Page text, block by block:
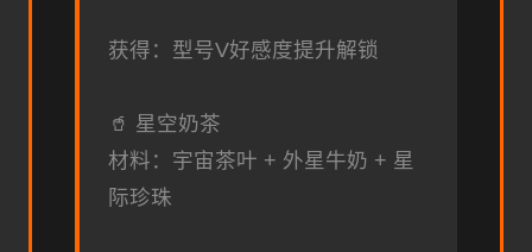
获得：型号V好感度提升解锁
🥤 星空奶茶
材料：宇宙茶叶 + 外星牛奶 + 星
际珍珠